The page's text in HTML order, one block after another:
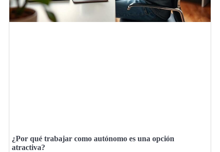
¿Por qué trabajar como autónomo es una opción
atractiva?